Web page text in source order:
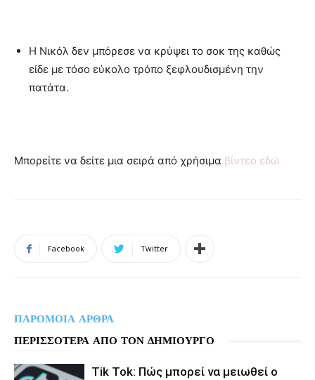
Η Νικόλ δεν μπόρεσε να κρύψει το σοκ της καθώς
είδε με τόσο εύκολο τρόπο ξεφλουδισμένη την
πατάτα.
Μπορείτε να δείτε μια σειρά από χρήσιμα βίντεο εδώ
Facebook Twitter
ΠΑΡΟΜΟΙΑ ΑΡΘΡΑ
ΠΕΡΙΣΣΟΤΕΡΑ ΑΠΟ ΤΟΝ ΔΗΜΙΟΥΡΓΟ
Tik Tok: Πώς μπορεί να μειωθεί ο